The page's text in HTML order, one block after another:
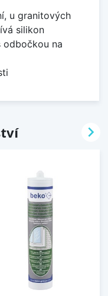
u granitových
silikon
odbočkou na
